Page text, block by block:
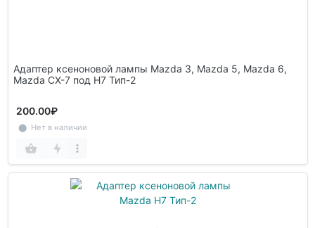
Адаптер ксеноновой лампы Mazda 3, Mazda 5, Mazda 6,
Mazda CX-7 под H7 Тип-2
200.00₽
⬤ Нет в наличии